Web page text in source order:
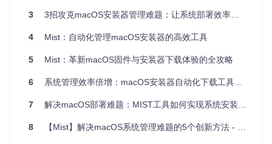
为了提高下载效率，Mist采用多线程下载技术，将安装文件分
断或程序意外关闭后，能够从上次中断的位置继续下载，避免
件（通常超过10GB）时尤为重要。
格式自动转换
盘镜像）、ISO（国际标准光盘镜像）和可启动安装器。用户
载时选择目标格式，Mist会在后台完成转换过程。这一功能基
3 3招攻克macOS安装器管理难题：让系统部署效率提升90%
4 Mist：自动化管理macOS安装器的高效工具
5 Mist：革新macOS固件与安装器下载体验的全攻略
6 系统管理效率倍增：macOS安装器自动化下载工具Mist全面指南
7 解决macOS部署难题：MIST工具如何实现系统安装介质的高效管理
8 【Mist】解决macOS系统管理难题的5个创新方法 - 效率提升指南